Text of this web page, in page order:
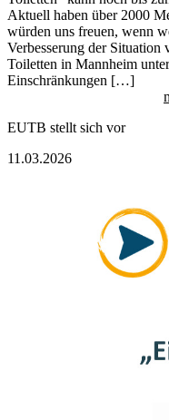
Aktuell haben über 2000
würden uns freuen, wenn
Verbesserung der
Toiletten in Mannheim
Einschränkungen […]
EUTB stellt sich vor
11.03.2026